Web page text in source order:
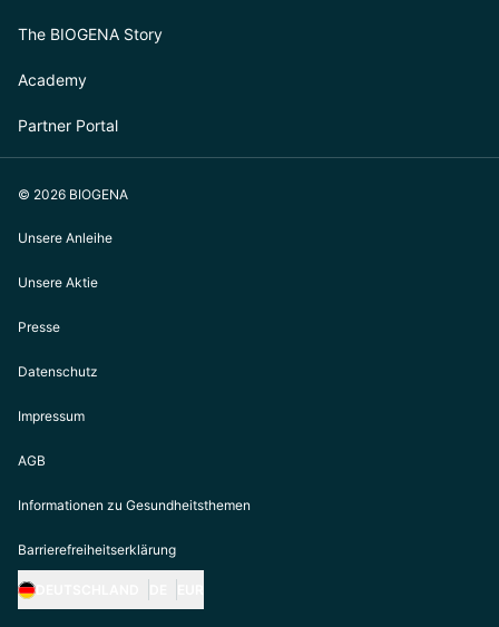
The BIOGENA Story
Academy
Partner Portal
© 2026 BIOGENA
Unsere Anleihe
Unsere Aktie
Presse
Datenschutz
Impressum
AGB
Informationen zu Gesundheitsthemen
Barrierefreiheitserklärung